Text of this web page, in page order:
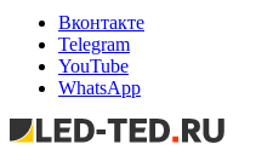
Вконтакте
Telegram
YouTube
WhatsApp